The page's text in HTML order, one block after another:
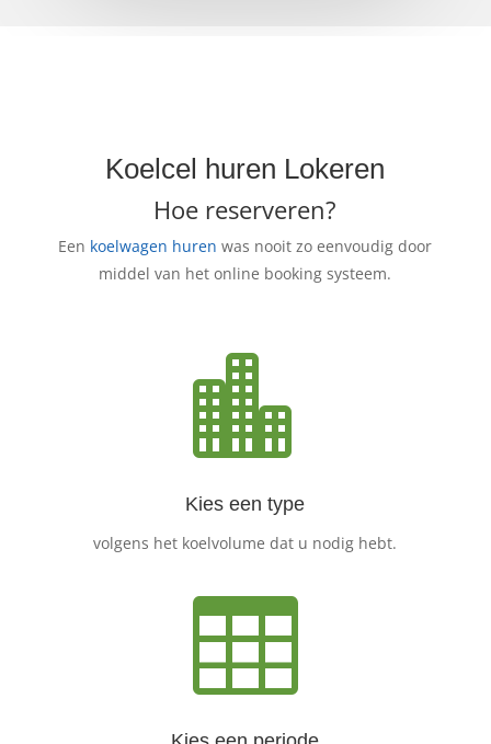
Koelcel huren Lokeren
Hoe reserveren?
Een koelwagen huren was nooit zo eenvoudig door
middel van het online booking systeem.

Kies een type
volgens het koelvolume dat u nodig hebt.
